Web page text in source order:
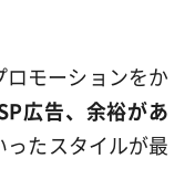
モーションをか
広告、余裕があ
ったスタイルが最